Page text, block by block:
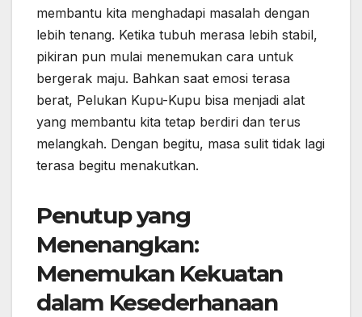
membantu kita menghadapi masalah dengan
lebih tenang. Ketika tubuh merasa lebih stabil,
pikiran pun mulai menemukan cara untuk
bergerak maju. Bahkan saat emosi terasa
berat, Pelukan Kupu-Kupu bisa menjadi alat
yang membantu kita tetap berdiri dan terus
melangkah. Dengan begitu, masa sulit tidak lagi
terasa begitu menakutkan.
Penutup yang
Menenangkan:
Menemukan Kekuatan
dalam Kesederhanaan